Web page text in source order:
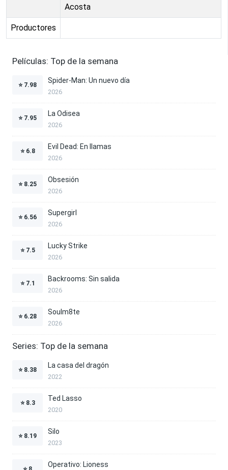
Acosta
Productores
Películas: Top de la semana
⭐ 7.98
Spider-Man: Un nuevo día
2026
⭐ 7.95
La Odisea
2026
⭐ 6.8
Evil Dead: En llamas
2026
⭐ 8.25
Obsesión
2026
⭐ 6.56
Supergirl
2026
⭐ 7.5
Lucky Strike
2026
⭐ 7.1
Backrooms: Sin salida
2026
⭐ 6.28
Soulm8te
2026
Series: Top de la semana
⭐ 8.38
La casa del dragón
2022
⭐ 8.3
Ted Lasso
2020
⭐ 8.19
Silo
2023
Operativo: Lioness